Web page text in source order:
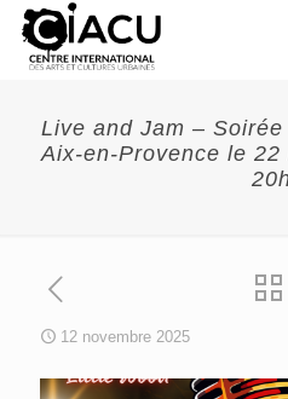
Live and Jam –
Aix-en-Provence le
12 novembre 2025